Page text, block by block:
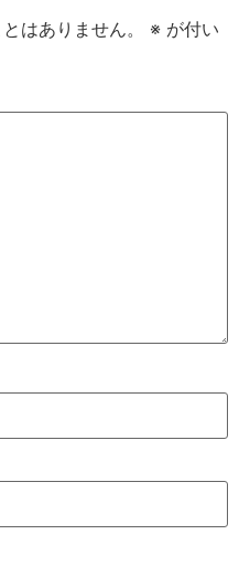
はありません。 ※ が付い